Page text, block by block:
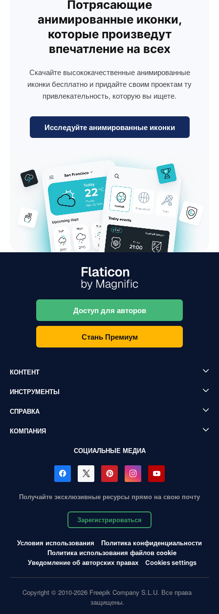
Потрясающие
анимированные иконки,
которые произведут
впечатление на всех
Скачайте высококачественные анимированные
иконки бесплатно и придайте своим проектам ту
привлекательность, которую вы ищете.
Исследуйте анимированные иконки
Доступ для авторов
Стань Премиум
КОНТЕНТ
ИНСТРУМЕНТЫ
СПРАВКА
КОМПАНИЯ
СОЦИАЛЬНЫЕ МЕДИА
Получайте эксклюзивные ресурсы прямо на свою почту
Зарегистрироваться
Условия использования
Политика конфиденциальности
Политика использования файлов cookie
Уведомление об авторских правах
Cookies settings
Copyright © 2010-2026 Freepik Company S.L.U. Все права
защищены.